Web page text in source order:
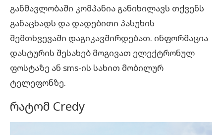
განმავლობაში კომპანია განიხილავს თქვენს
განაცხადს და დადებითი პასუხის
შემთხვევაში დაგიკავშირდებათ. ინფორმაცია
დასტურის შესახებ მოგივათ ელექტრონულ
ფოსტაზე ან sms-ის სახით მობილურ
ტელეფონზე.
რატომ Credy